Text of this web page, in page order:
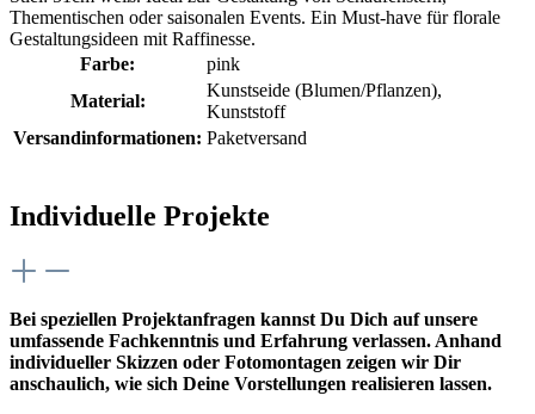
Thementischen oder saisonalen Events. Ein Must-have für florale
Gestaltungsideen mit Raffinesse.
Farbe:
pink
Material:
Kunstseide (Blumen/Pflanzen),
Kunststoff
Versandinformationen: Paketversand
Individuelle Projekte
Bei speziellen Projektanfragen kannst Du Dich auf unsere
umfassende Fachkenntnis und Erfahrung verlassen. Anhand
individueller Skizzen oder Fotomontagen zeigen wir Dir
anschaulich, wie sich Deine Vorstellungen realisieren lassen.